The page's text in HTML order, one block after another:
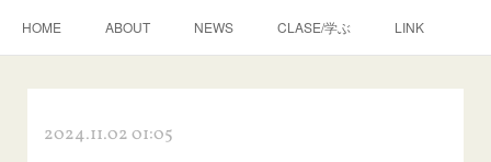
HOME ABOUT NEWS CLASE/学ぶ LINK
2024.11.02 01:05